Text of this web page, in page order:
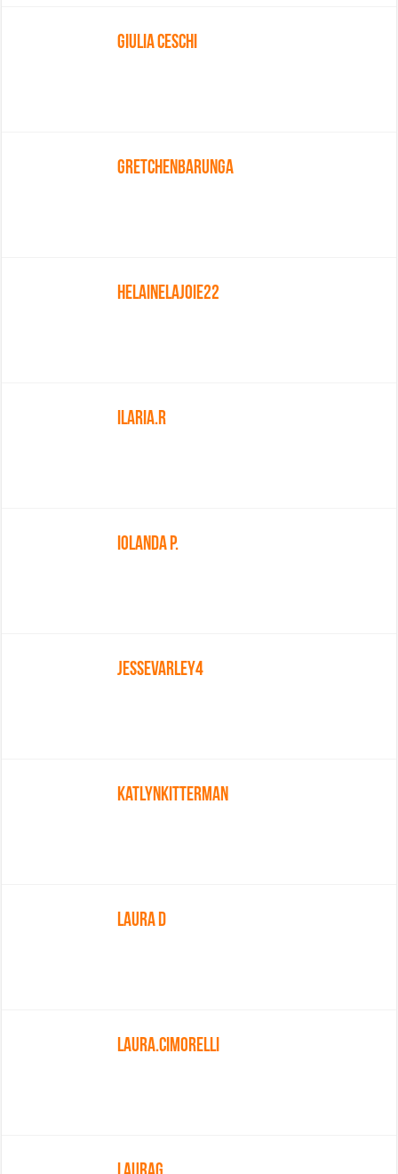
Giulia Ceschi
Gretchenbarunga
Helainelajoie22
Ilaria.R
Iolanda P.
Jessevarley4
Katlynkitterman
Laura D
Laura.cimorelli